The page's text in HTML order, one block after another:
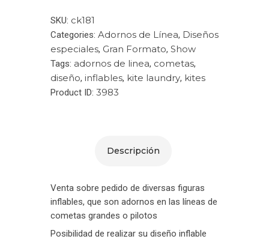
SKU: ck181
Categories: Adornos de Línea, Diseños
especiales, Gran Formato, Show
Tags: adornos de linea, cometas,
diseño, inflables, kite laundry, kites
Product ID: 3983
Descripción
Venta sobre pedido de diversas figuras
inflables, que son adornos en las líneas de
cometas grandes o pilotos
Posibilidad de realizar su diseño inflable